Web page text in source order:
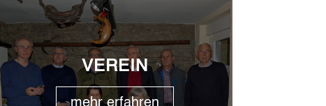
VEREIN
mehr erfahren